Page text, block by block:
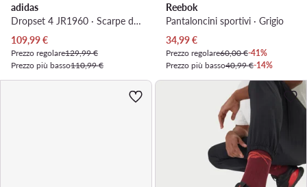
adidas
Dropset 4 JR1960 · Scarpe da palestra
Prezzo attuale
109,99€
Prezzo regolare129,99 €
Prezzo più basso110,99 €
Reebok
Pantaloncini sportivi · Grigio
Prezzo attuale
34,99€
Prezzo regolare60,00 €-41%
Prezzo più basso40,99 €-14%